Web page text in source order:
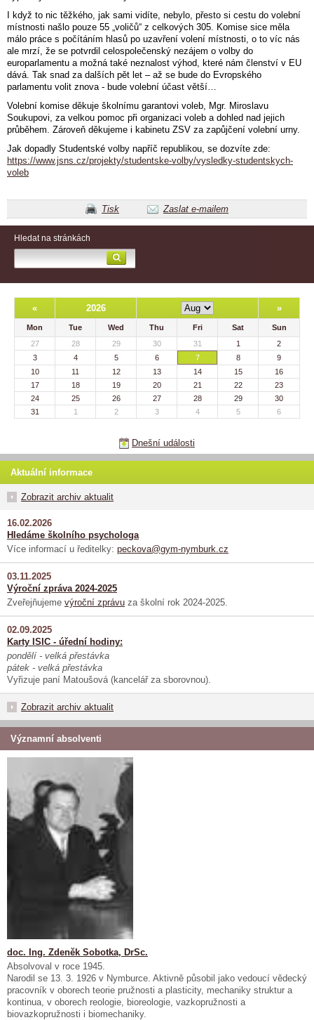
I když to nic těžkého, jak sami vidíte, nebylo, přesto si cestu do volební
místnosti našlo pouze 55 „voličů“ z celkových 305. Komise sice měla
málo práce s počítáním hlasů po uzavření volení místnosti, o to víc nás
ale mrzí, že se potvrdil celospolečenský nezájem o volby do
europarlamentu a možná také neznalost výhod, které nám členství v EU
dává. Tak snad za dalších pět let – až se bude do Evropského
parlamentu volit znova - bude volební účast větší…
Volební komise děkuje školnímu garantovi voleb, Mgr. Miroslavu
Soukupovi, za velkou pomoc při organizaci voleb a dohled nad jejich
průběhem. Zároveň děkujeme i kabinetu ZSV za zapůjčení volební urny.
Jak dopadly Studentské volby napříč republikou, se dozvíte zde:
https://www.jsns.cz/projekty/studentske-volby/vysledky-studentskych-
voleb
Tisk Zaslat e-mailem
Hledat na stránkách
« 2026 »
Mon Tue Wed Thu Fri Sat
Sun
27
28 29 30 31 1
2
3
4 5 6 7 8
9
10
11 12 13 14 15
16
17
18 19 20 21 22
23
24
25 26 27 28 29
30
31
1 2 3 4 5 6
Dnešní události
Aktuální informace
Zobrazit archiv aktualit
16.02.2026
Hledáme školního psychologa
Více informací u ředitelky: peckova@gym-nymburk.cz
03.11.2025
Výroční zpráva 2024-2025
Zveřejňujeme výroční zprávu za školní rok 2024-2025.
02.09.2025
Karty ISIC - úřední hodiny:
pondělí - velká přestávka
pátek - velká přestávka
Vyřizuje paní Matoušová (kancelář za sborovnou).
Zobrazit archiv aktualit
Významní absolventi
doc. Ing. Zdeněk Sobotka, DrSc.
Absolvoval v roce 1945.
Narodil se 13. 3. 1926 v Nymburce. Aktivně působil jako vedoucí vědecký
pracovník v oborech teorie pružnosti a plasticity, mechaniky struktur a
kontinua, v oborech reologie, bioreologie, vazkopružnosti a
biovazkopružnosti i biomechaniky.